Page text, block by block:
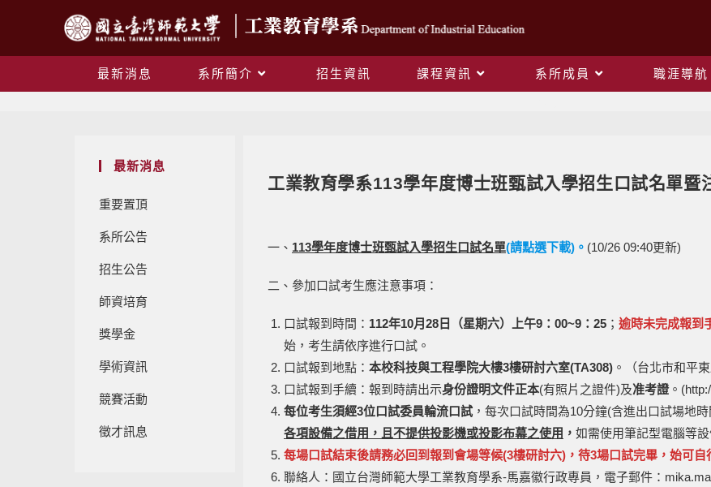
最新消息 系所簡介 招生資訊 課程資訊 系所成員 職涯導航
最新消息
重要置頂
系所公告
招生公告
師資培育
獎學金
學術資訊
競賽活動
徵才訊息
工業教育學系113學年度博士班甄試入學招生口試名單暨
一、 113學年度博士班甄試入學招生口試名單(請點選下載)。 (10/26 09:40更新)
二、參加口試考生應注意事項：
口試報到時間： 112年10月28日（星期六）上午9：00~9：25 ； 逾時未完成報到
始，考生請依序進行口試。
口試報到地點： 本校科技與工程學院大樓3樓研討六室(TA308) 。（台北市和平
口試報到手續：報到時請出示身份證明文件正本(有照片之證件)及准考證。
每位考生須經3位口試委員輪流口試 ，每次口試時間為10分鐘(含進出口試場地
各項設備之借用，且不提供投影機或投影布幕之使用 ， 如需使用筆記型電腦等
每場口試結束後請務必回到報到會場等候(3樓研討六)，待3場口試完畢，始可自
聯絡人：國立台灣師範大學工業教育學系-馬嘉徽行政專員，電子郵件：